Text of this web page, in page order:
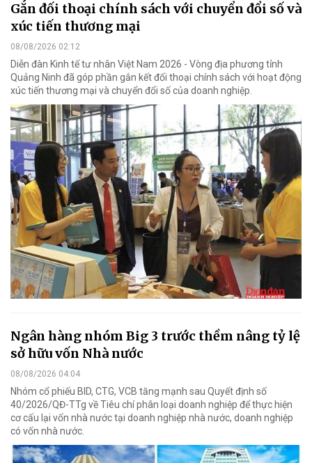
Gắn đối thoại chính sách với chuyển đổi số và
xúc tiến thương mại
08/08/2026 02:12
Diễn đàn Kinh tế tư nhân Việt Nam 2026 - Vòng địa phương tỉnh
Quảng Ninh đã góp phần gắn kết đối thoại chính sách với hoạt động
xúc tiến thương mại và chuyển đổi số của doanh nghiệp.
Ngân hàng nhóm Big 3 trước thềm nâng tỷ lệ
sở hữu vốn Nhà nước
08/08/2026 04:04
Nhóm cổ phiếu BID, CTG, VCB tăng mạnh sau Quyết định số
40/2026/QĐ-TTg về Tiêu chí phân loại doanh nghiệp để thực hiện
cơ cấu lại vốn nhà nước tại doanh nghiệp nhà nước, doanh nghiệp
có vốn nhà nước.